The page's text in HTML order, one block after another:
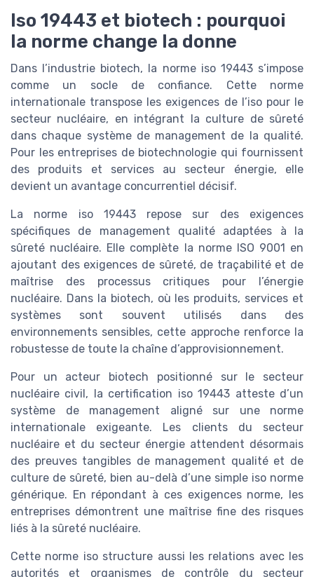
Iso 19443 et biotech : pourquoi
la norme change la donne
Dans l’industrie biotech, la norme iso 19443 s’impose
comme un socle de confiance. Cette norme
internationale transpose les exigences de l’iso pour le
secteur nucléaire, en intégrant la culture de sûreté
dans chaque système de management de la qualité.
Pour les entreprises de biotechnologie qui fournissent
des produits et services au secteur énergie, elle
devient un avantage concurrentiel décisif.
La norme iso 19443 repose sur des exigences
spécifiques de management qualité adaptées à la
sûreté nucléaire. Elle complète la norme ISO 9001 en
ajoutant des exigences de sûreté, de traçabilité et de
maîtrise des processus critiques pour l’énergie
nucléaire. Dans la biotech, où les produits, services et
systèmes sont souvent utilisés dans des
environnements sensibles, cette approche renforce la
robustesse de toute la chaîne d’approvisionnement.
Pour un acteur biotech positionné sur le secteur
nucléaire civil, la certification iso 19443 atteste d’un
système de management aligné sur une norme
internationale exigeante. Les clients du secteur
nucléaire et du secteur énergie attendent désormais
des preuves tangibles de management qualité et de
culture de sûreté, bien au-delà d’une simple iso norme
générique. En répondant à ces exigences norme, les
entreprises démontrent une maîtrise fine des risques
liés à la sûreté nucléaire.
Cette norme iso structure aussi les relations avec les
autorités et organismes de contrôle du secteur